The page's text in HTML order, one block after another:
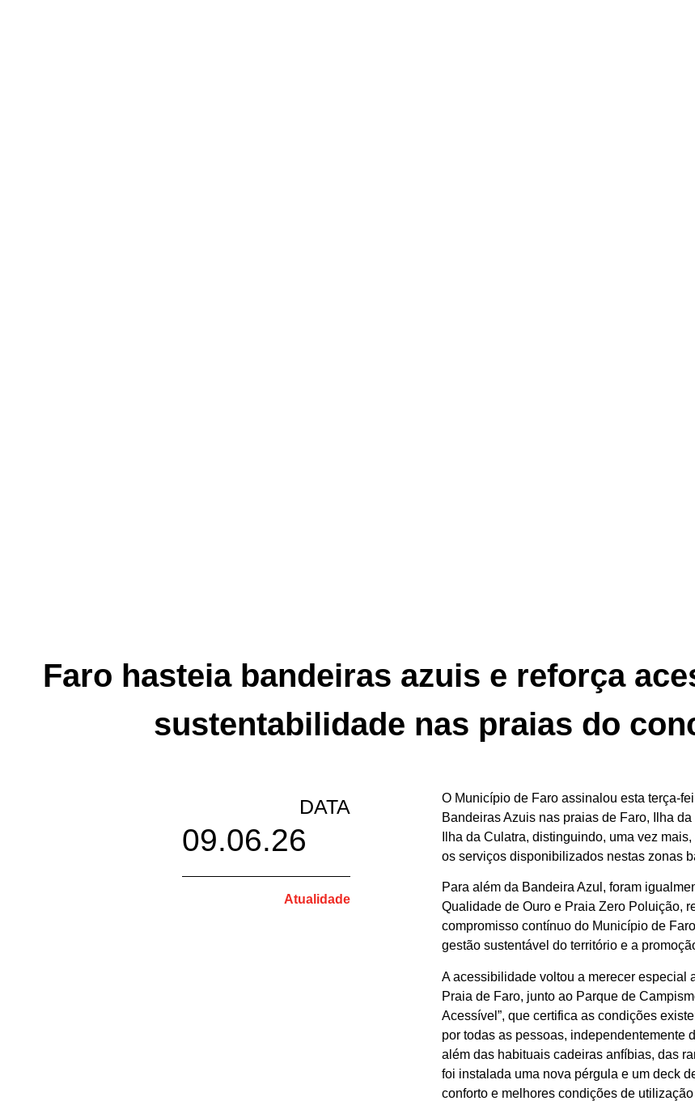
Faro hasteia bandeiras azuis e reforça
sustentabilidade nas praias do
DATA
09.06.26
Atualidade
O Município de Faro assinalou esta terça-
Bandeiras Azuis nas praias de Faro, Ilha
Ilha da Culatra, distinguindo, uma vez
os serviços disponibilizados nestas zonas
Para além da Bandeira Azul, foram
Qualidade de Ouro e Praia Zero Poluição,
compromisso contínuo do Município de
gestão sustentável do território e a
A acessibilidade voltou a merecer especial
Praia de Faro, junto ao Parque de
Acessível”, que certifica as condições
por todas as pessoas, independentemente
além das habituais cadeiras anfíbias, das
foi instalada uma nova pérgula e um deck
conforto e melhores condições de